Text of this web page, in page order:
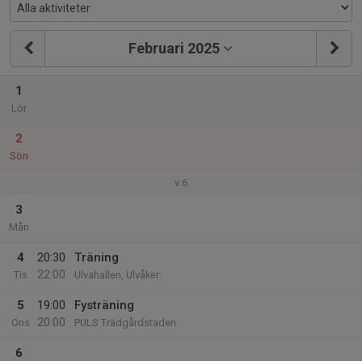
Februari 2025
1
Lör
2
Sön
v.6
3
Mån
4
Tis
20:30
22:00
Träning
Ulvahallen, Ulvåker.
5
Ons
19:00
20:00
Fysträning
PULS Trädgårdstaden
6